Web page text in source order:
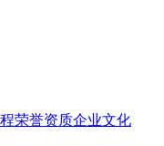
荣誉资质企业文化